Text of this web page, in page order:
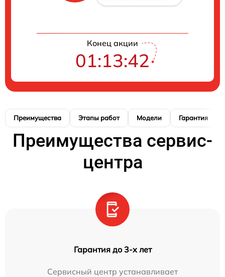
Конец акции
01:13:42
Преимущества Этапы работ Модели Гарантия
Преимущества сервис-
центра
Гарантия до 3-х лет
Сервисный центр устанавливает